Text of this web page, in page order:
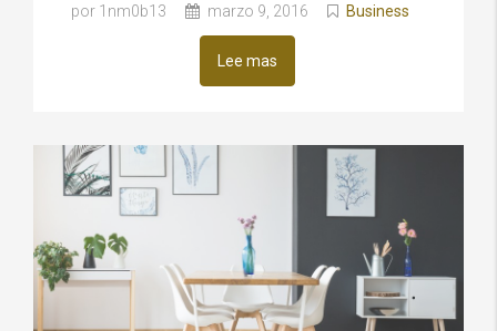
por 1nm0b13 marzo 9, 2016 Business
Lee mas